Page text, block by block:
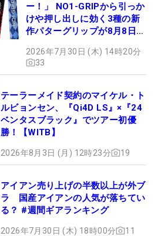
ー！」 NO1-GRIPから引っか
けや押し出しに効く3種の新
作パターグリップが8月8日デ
2026年7月30日 (木) 14時20分
33
テーラーメイド契約のマイケル・ト
ルビョンセン、『Qi4D LS』×『24
ベンタスブラック』でツアー初優
勝！【WITB】
2026年8月3日 (月) 12時23分 19
アイアン売り上げの半数以上が外ブ
ラ 国産アイアンの人気が落ちてい
る？ #週間ギアランキング
2026年7月30日 (木) 18時00分 11